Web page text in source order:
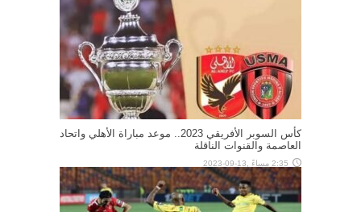
كأس السوبر الأفريقي 2023.. موعد مباراة الأهلي واتحاد
العاصمة والقنوات الناقلة
2:35 مساءً ,13-09-2023